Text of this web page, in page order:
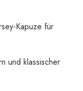
Kapuze für
und klassischer